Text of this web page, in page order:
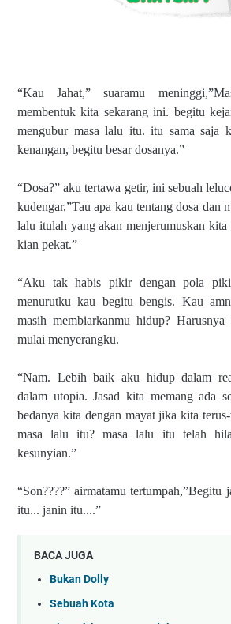
“Kau Jahat,” suaramu
membentuk kita sekarang ini. begitu
mengubur masa lalu itu. itu sama saja
kenangan, begitu besar dosanya.”
“Dosa?” aku tertawa getir, ini sebuah
kudengar,”Tau apa kau tentang dosa dan
lalu itulah yang akan menjerumuskan kita
kian pekat.”
“Aku tak habis pikir dengan pola
menurutku kau begitu bengis. Kau
masih membiarkanmu hidup?
mulai menyerangku.
“Nam. Lebih baik aku hidup dalam
dalam utopia. Jasad kita memang ada
bedanya kita dengan mayat jika kita
masa lalu itu? masa lalu itu telah
kesunyian.”
“Son????” airmatamu tertumpah,”Begitu
itu... janin itu....”
BACA JUGA
Bukan Dolly
Sebuah Kota